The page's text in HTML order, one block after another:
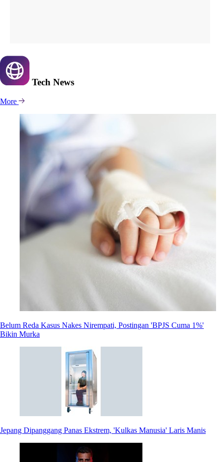
Tech News
More
Belum Reda Kasus Nakes Nirempati, Postingan 'BPJS Cuma 1%'
Bikin Murka
Jepang Dipanggang Panas Ekstrem, 'Kulkas Manusia' Laris Manis